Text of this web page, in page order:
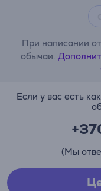
При написании
обычаи.
Если у вас есть
(Мы